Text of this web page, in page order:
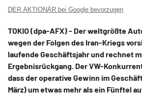
DER AKTIONÄR bei Google bevorzugen
TOKIO (dpa-AFX) - Der weltgrößte
wegen der Folgen des Iran-Kriegs
laufende Geschäftsjahr und rechnet
Ergebnisrückgang. Der VW-
dass der operative Gewinn im
März) um etwas mehr als ein Fünftel